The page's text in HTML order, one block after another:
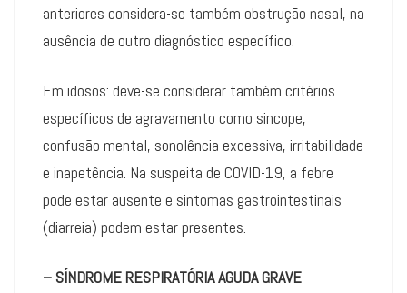
anteriores considera-se também obstrução nasal, na
ausência de outro diagnóstico específico.
Em idosos: deve-se considerar também critérios
específicos de agravamento como sincope,
confusão mental, sonolência excessiva, irritabilidade
e inapetência. Na suspeita de COVID-19, a febre
pode estar ausente e sintomas gastrointestinais
(diarreia) podem estar presentes.
– SÍNDROME RESPIRATÓRIA AGUDA GRAVE